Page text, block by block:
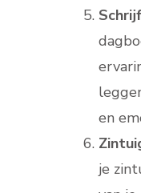
en
je